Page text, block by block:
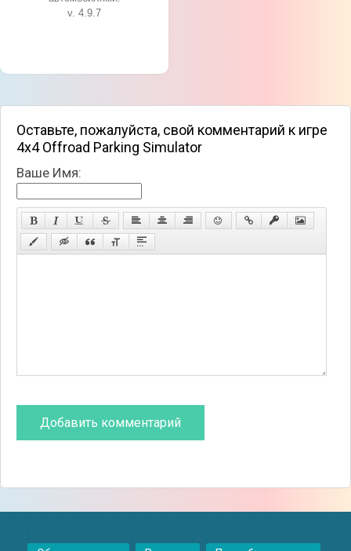
v. 4.9.7
Оставьте, пожалуйста, свой комментарий к игре
4x4 Offroad Parking Simulator
Ваше Имя: